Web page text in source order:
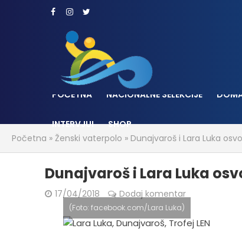
POČETNA NACIONALNE SELEKCIJE
INTERVJUI
SHOP
Početna » Ženski vaterpolo » Dunajvaroš i Lara Luka
Dunajvaroš i Lara Luka
17/04/2018 Dodaj komentar
(Foto: facebook.com/Lara Luka)